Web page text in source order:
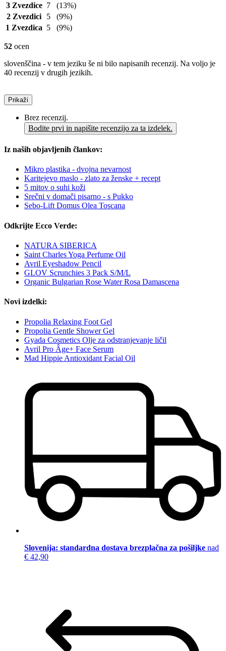
3 Zvezdice 7
(13%)
2 Zvezdici
5
(9%)
1 Zvezdica 5 (9%)
52 ocen
slovenščina - v tem jeziku še ni bilo napisanih recenzij. Na voljo je
40 recenzij v drugih jezikih.
Prikaži
Brez recenzij.
Bodite prvi in napišite recenzijo za ta izdelek.
Iz naših objavljenih člankov:
Mikro plastika - dvojna nevarnost
Karitejevo maslo - zlato za ženske + recept
5 mitov o suhi koži
Srečni v domači pisarno - s Pukko
Sebo-Lift Domus Olea Toscana
Odkrijte Ecco Verde:
NATURA SIBERICA
Saint Charles Yoga Perfume Oil
Avril Eyeshadow Pencil
GLOV Scrunchies 3 Pack S/M/L
Organic Bulgarian Rose Water Rosa Damascena
Novi izdelki:
Propolia Relaxing Foot Gel
Propolia Gentle Shower Gel
Gyada Cosmetics Olje za odstranjevanje ličil
Avril Pro Âge+ Face Serum
Mad Hippie Antioxidant Facial Oil
Slovenija: standardna dostava brezplačna za pošiljke nad
€ 42,90